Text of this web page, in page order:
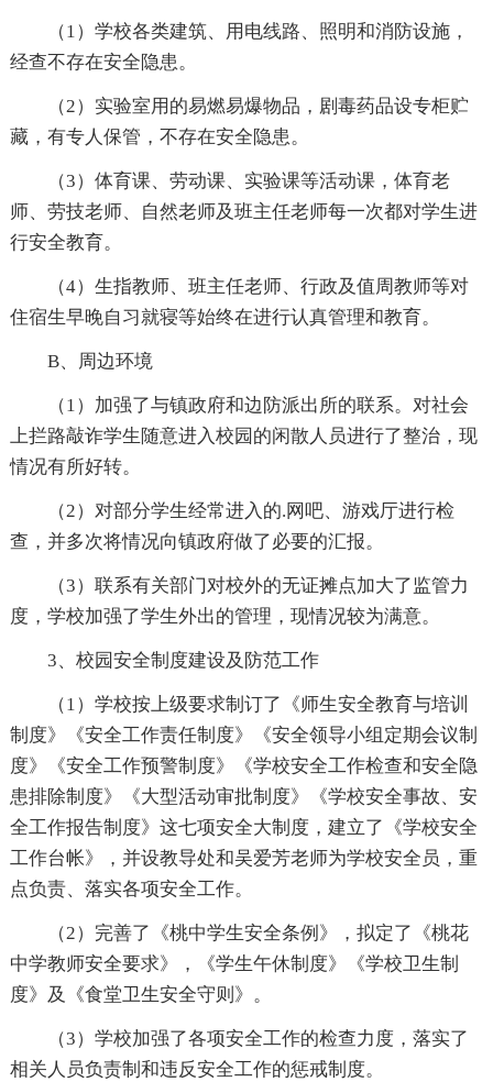
（1）学校各类建筑、用电线路、照明和消防设施，
经查不存在安全隐患。
（2）实验室用的易燃易爆物品，剧毒药品设专柜贮
藏，有专人保管，不存在安全隐患。
（3）体育课、劳动课、实验课等活动课，体育老
师、劳技老师、自然老师及班主任老师每一次都对学生进
行安全教育。
（4）生指教师、班主任老师、行政及值周教师等对
住宿生早晚自习就寝等始终在进行认真管理和教育。
B、周边环境
（1）加强了与镇政府和边防派出所的联系。对社会
上拦路敲诈学生随意进入校园的闲散人员进行了整治，现
情况有所好转。
（2）对部分学生经常进入的.网吧、游戏厅进行检
查，并多次将情况向镇政府做了必要的汇报。
（3）联系有关部门对校外的无证摊点加大了监管力
度，学校加强了学生外出的管理，现情况较为满意。
3、校园安全制度建设及防范工作
（1）学校按上级要求制订了《师生安全教育与培训
制度》《安全工作责任制度》《安全领导小组定期会议制
度》《安全工作预警制度》《学校安全工作检查和安全隐
患排除制度》《大型活动审批制度》《学校安全事故、安
全工作报告制度》这七项安全大制度，建立了《学校安全
工作台帐》，并设教导处和吴爱芳老师为学校安全员，重
点负责、落实各项安全工作。
（2）完善了《桃中学生安全条例》，拟定了《桃花
中学教师安全要求》，《学生午休制度》《学校卫生制
度》及《食堂卫生安全守则》。
（3）学校加强了各项安全工作的检查力度，落实了
相关人员负责制和违反安全工作的惩戒制度。